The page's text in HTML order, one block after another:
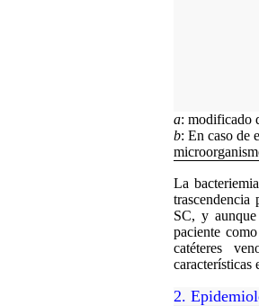
a: modificado
b: En caso de
La
trascendencia
SC, y
paciente
catéteres
características
2.